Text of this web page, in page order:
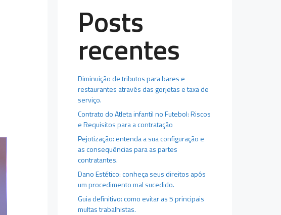
Posts
recentes
Diminuição de tributos para bares e
restaurantes através das gorjetas e taxa de
serviço.
Contrato do Atleta infantil no Futebol: Riscos
e Requisitos para a contratação
Pejotização: entenda a sua configuração e
as consequências para as partes
contratantes.
Dano Estético: conheça seus direitos após
um procedimento mal sucedido.
Guia definitivo: como evitar as 5 principais
multas trabalhistas.